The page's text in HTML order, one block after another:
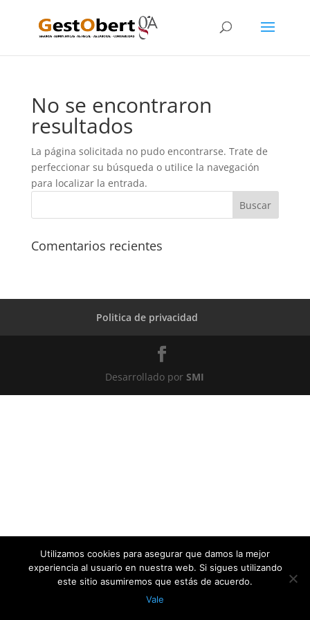
No se encontraron
resultados
La página solicitada no pudo encontrarse. Trate de
perfeccionar su búsqueda o utilice la navegación
para localizar la entrada.
Comentarios recientes
Politica de privacidad
Desarrollado porSMI
Utilizamos cookies para asegurar que damos la mejor
experiencia al usuario en nuestra web. Si sigues utilizando
este sitio asumiremos que estás de acuerdo.
Vale